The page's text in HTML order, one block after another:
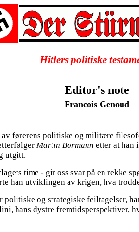
Hitlers politiske
Editor's note
Francois Genoud
førerens politiske og militære
Martin Bormann etter at han
utgitt.
time - gir oss svar på en rekke
han utviklingen av krigen, hva
og strategiske feiltagelser,
hans dystre fremtidsperspektiver,